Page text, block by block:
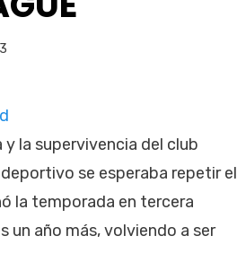
la supervivencia del club
se esperaba repetir el
la temporada en tercera
un año más, volviendo a ser